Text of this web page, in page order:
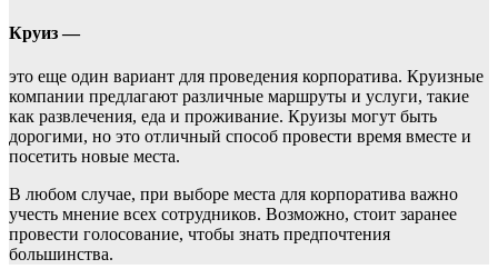
Круиз —
это еще один вариант для проведения корпоратива. Круизные
компании предлагают различные маршруты и услуги, такие
как развлечения, еда и проживание. Круизы могут быть
дорогими, но это отличный способ провести время вместе и
посетить новые места.
В любом случае, при выборе места для корпоратива важно
учесть мнение всех сотрудников. Возможно, стоит заранее
провести голосование, чтобы знать предпочтения
большинства.